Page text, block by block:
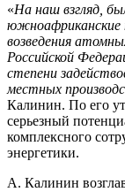
«На наш взгляд,
южноафриканские
возведения
Российской
степени
местных
Калинин. По его
серьезный
комплексного
энергетики.
А. Калинин